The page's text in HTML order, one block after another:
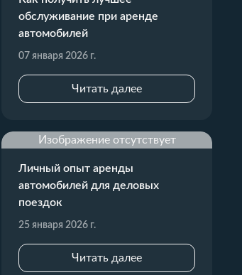
обслуживание при аренде
автомобилей
07 января 2026 г.
Читать далее
Изображение отсутствует
Личный опыт аренды
автомобилей для деловых
поездок
25 января 2026 г.
Читать далее